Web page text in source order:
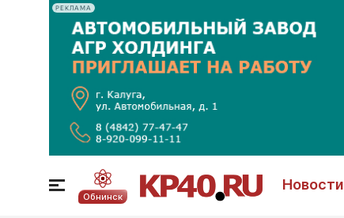
РЕКЛАМА
Обнинск
Новости